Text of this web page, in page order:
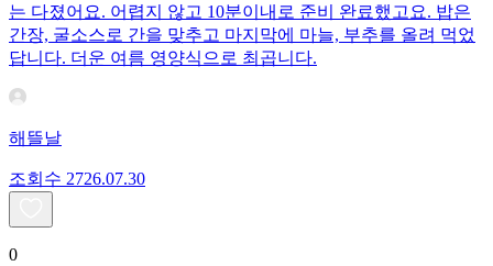
는 다졌어요. 어렵지 않고 10분이내로 준비 완료했고요. 밥은
간장, 굴소스로 간을 맞추고 마지막에 마늘, 부추를 올려 먹었
답니다. 더운 여름 영양식으로 최곱니다.
해뜰날
조회수 2726.07.30
0